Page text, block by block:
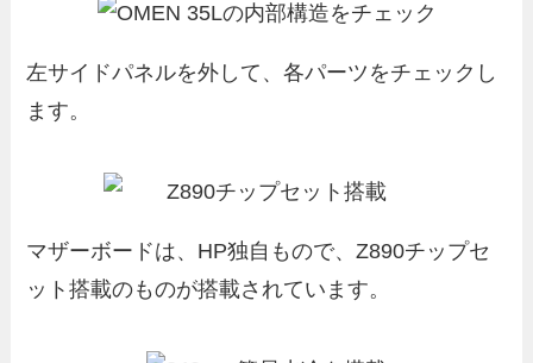
左サイドパネルを外して、各パーツをチェックし
ます。
マザーボードは、HP独自もので、Z890チップセ
ット搭載のものが搭載されています。